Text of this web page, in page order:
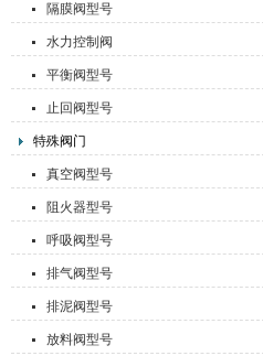
隔膜阀型号
水力控制阀
平衡阀型号
止回阀型号
特殊阀门
真空阀型号
阻火器型号
呼吸阀型号
排气阀型号
排泥阀型号
放料阀型号